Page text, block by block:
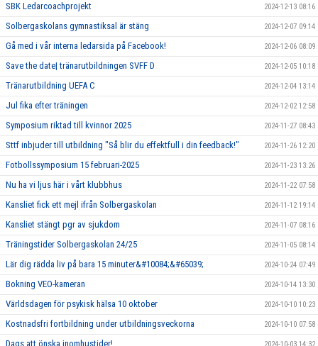
SBK Ledarcoachprojekt 2024-12-13 08:16
Solbergaskolans gymnastiksal är stäng 2024-12-07 09:14
Gå med i vår interna ledarsida på Facebook! 2024-12-06 08:09
Save the date| tränarutbildningen SVFF D 2024-12-05 10:18
Tränarutbildning UEFA C 2024-12-04 13:14
Jul fika efter träningen 2024-12-02 12:58
Symposium riktad till kvinnor 2025 2024-11-27 08:43
Sttf inbjuder till utbildning "Så blir du effektfull i din feedback!" 2024-11-26 12:20
Fotbollssymposium 15 februari-2025 2024-11-23 13:26
Nu ha vi ljus här i vårt klubbhus 2024-11-22 07:58
Kansliet fick ett mejl ifrån Solbergaskolan 2024-11-12 19:14
Kansliet stängt pgr av sjukdom 2024-11-07 08:16
Träningstider Solbergaskolan 24/25 2024-11-05 08:14
Lär dig rädda liv på bara 15 minuter&#10084;&#65039; 2024-10-24 07:49
Bokning VEO-kameran 2024-10-14 13:30
Världsdagen för psykisk hälsa 10 oktober 2024-10-10 10:23
Kostnadsfri fortbildning under utbildningsveckorna 2024-10-10 07:58
Dags att önska inomhustider!